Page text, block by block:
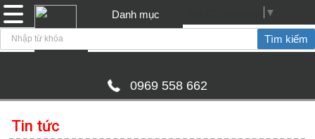
Danh mục ▼
0969 558 662
Tin tức